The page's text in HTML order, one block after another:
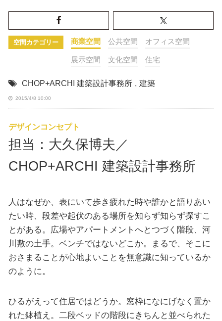
空間カテゴリー 商業空間 公共空間 オフィス空間
展示空間 文化空間 住宅
CHOP+ARCHI 建築設計事務所 , 建築
2015/4/8 10:00
デザインコンセプト
担当：大久保博夫／
CHOP+ARCHI 建築設計事務所
人はなぜか、表にいて歩き疲れた時や誰かと語りあい
たい時、段差や起伏のある場所を知らず知らず探すこ
とがある。広場やアパートメントへとつづく階段、河
川敷の土手。ベンチではないどこか。まるで、そこに
おさまることが心地よいことを無意識に知っているか
のように。
ひるがえって住居ではどうか。窓枠になにげなく置か
れた鉢植え。二段ベッドの階段にきちんと並べられた